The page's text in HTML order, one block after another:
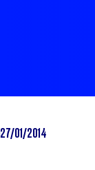
27/01/2014